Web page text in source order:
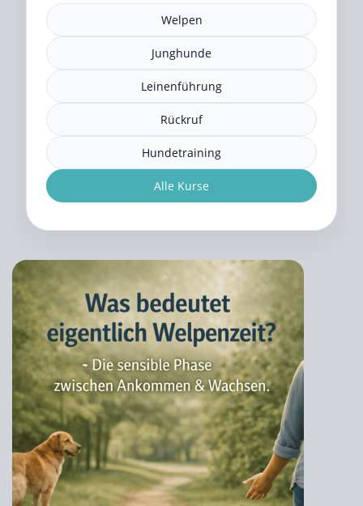
Welpen
Junghunde
Leinenführung
Rückruf
Hundetraining
Alle Kurse